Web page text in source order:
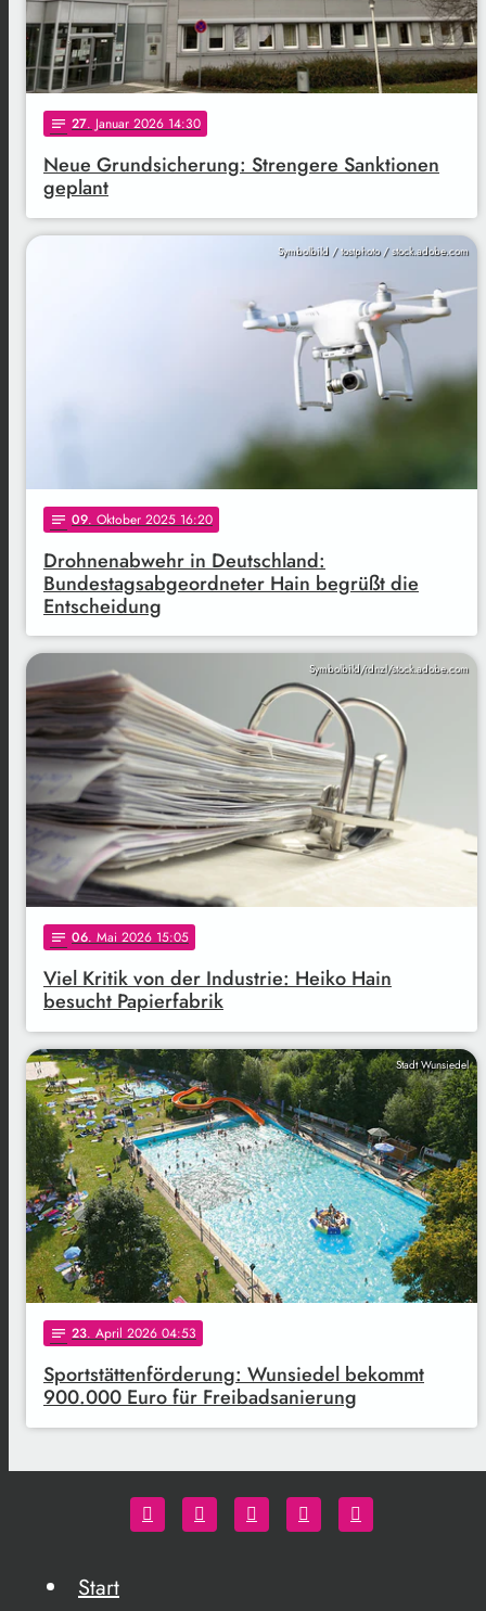
notes 27. Januar 2026 14:30
Neue Grundsicherung: Strengere Sanktionen
geplant
Symbolbild / tostphoto / stock.adobe.com
notes 09. Oktober 2025 16:20
Drohnenabwehr in Deutschland:
Bundestagsabgeordneter Hain begrüßt die
Entscheidung
Symbolbild/rdnzl/stock.adobe.com
notes 06. Mai 2026 15:05
Viel Kritik von der Industrie: Heiko Hain
besucht Papierfabrik
Stadt Wunsiedel
notes 23. April 2026 04:53
Sportstättenförderung: Wunsiedel bekommt
900.000 Euro für Freibadsanierung
Start